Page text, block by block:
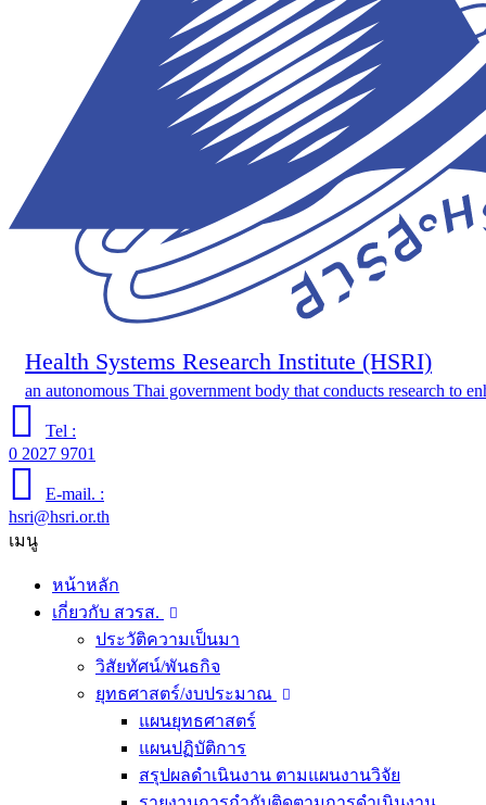
Health Systems Research Institute (HSRI)
an autonomous Thai government body that conducts research to
Tel :
0 2027 9701
E-mail. :
hsri@hsri.or.th
เมนู
หน้าหลัก
เกี่ยวกับ สวรส.
ประวัติความเป็นมา
วิสัยทัศน์/พันธกิจ
ยุทธศาสตร์/งบประมาณ
แผนยุทธศาสตร์
แผนปฏิบัติการ
สรุปผลดำเนินงาน ตามแผนงานวิจัย